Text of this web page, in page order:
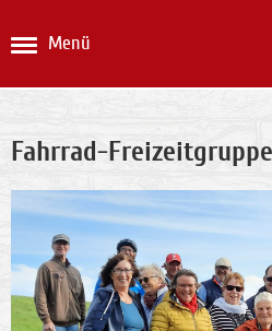
Menü
Fahrrad-Freizeitgruppe